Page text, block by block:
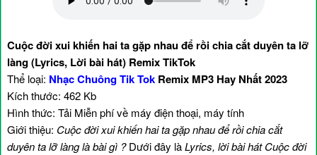
Cuộc đời xui khiến hai ta gặp nhau để rồi chia cắt duyên ta lỡ
làng (Lyrics, Lời bài hát) Remix TikTok
Thể loại: Nhạc Chuông Tik Tok Remix MP3 Hay Nhất 2023
Kích thước: 462 Kb
Hình thức: Tải Miễn phí về máy điện thoại, máy tính
Giới thiệu: Cuộc đời xui khiến hai ta gặp nhau để rồi chia cắt
duyên ta lỡ làng là bài gì ?Dưới đây làLyrics, lời bài hát Cuộc đời